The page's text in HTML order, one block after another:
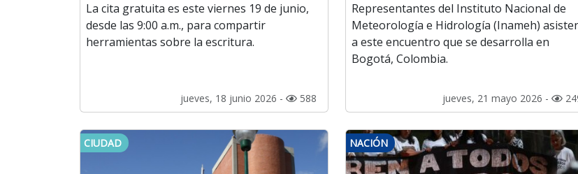
La cita gratuita es este viernes 19 de junio,
desde las 9:00 a.m., para compartir
herramientas sobre la escritura.
jueves, 18 junio 2026 - 588
Representantes del Instituto Nacional de
Meteorología e Hidrología (Inameh)
a este encuentro que se desarrolla en
Bogotá, Colombia.
jueves, 21 mayo 2026 -
CIUDAD NACIÓN